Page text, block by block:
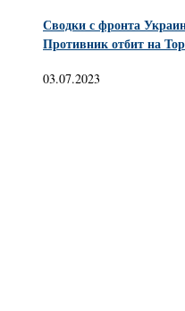
Сводки с фронта
Противник отбит на
03.07.2023